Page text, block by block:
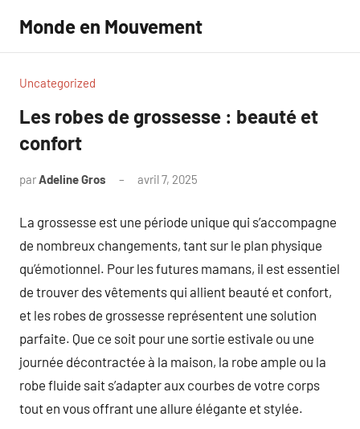
contenu
Monde en Mouvement
Uncategorized
Les robes de grossesse : beauté et
confort
parAdeline Gros avril 7, 2025
La grossesse est une période unique qui s’accompagne
de nombreux changements, tant sur le plan physique
qu’émotionnel. Pour les futures mamans, il est essentiel
de trouver des vêtements qui allient beauté et confort,
et les robes de grossesse représentent une solution
parfaite. Que ce soit pour une sortie estivale ou une
journée décontractée à la maison, la robe ample ou la
robe fluide sait s’adapter aux courbes de votre corps
tout en vous offrant une allure élégante et stylée.